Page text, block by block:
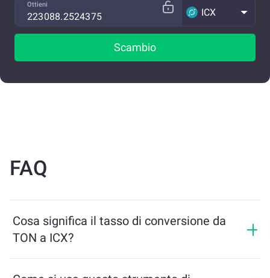
Ottieni
ICX
Scambio
FAQ
Cosa significa il tasso di conversione da
TON a ICX?